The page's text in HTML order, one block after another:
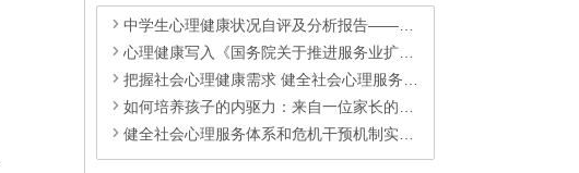
中学生心理健康状况自评及分析报告——来自鼎兴高级中学
心理健康写入《国务院关于推进服务业扩能提质的意见》的重大意义
把握社会心理健康需求 健全社会心理服务体系
如何培养孩子的内驱力：来自一位家长的经验
健全社会心理服务体系和危机干预机制实施方案